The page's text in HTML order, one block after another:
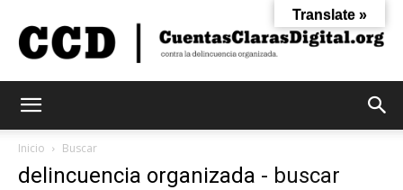
Inicio Buscar
delincuencia organizada - buscar
Translate »